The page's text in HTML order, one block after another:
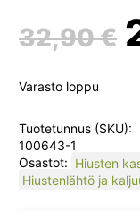
32,90€
Varasto loppu
Tuotetunnus (SKU):
100643-1
Osastot: Hiusten
Hiustenlähtö ja